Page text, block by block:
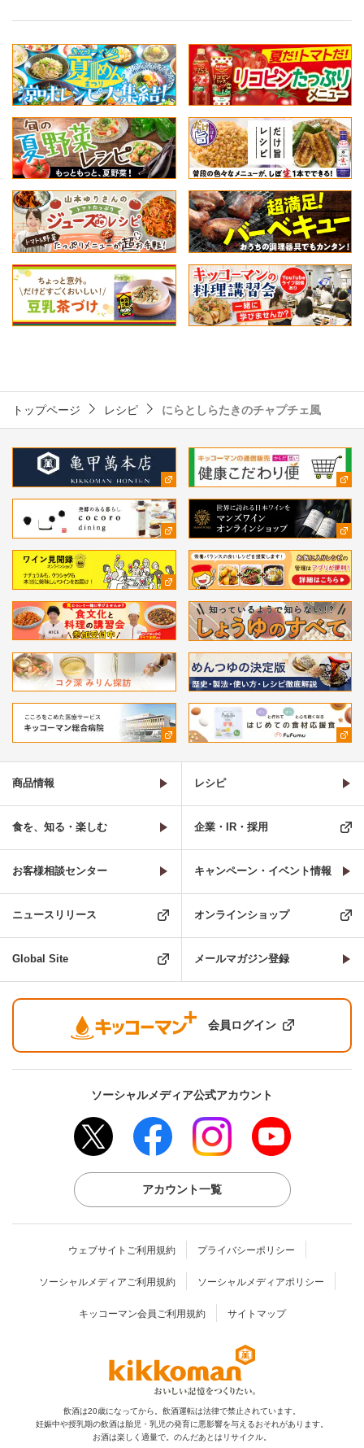
トップページ レシピ にらとしらたきのチャプチェ風
商品情報 レシピ
食を、知る・楽しむ 企業・IR・採用
お客様相談センター キャンペーン・イベント情報
ニュースリリース オンラインショップ
Global Site メールマガジン登録
会員ログイン
ソーシャルメディア公式アカウント
アカウント一覧
ウェブサイトご利用規約 プライバシーポリシー
ソーシャルメディアご利用規約 ソーシャルメディアポリシー
キッコーマン会員ご利用規約 サイトマップ
飲酒は20歳になってから。飲酒運転は法律で禁止されています。
妊娠中や授乳期の飲酒は胎児・乳児の発育に悪影響を与えるおそれがあります。
お酒は楽しく適量で。のんだあとはリサイクル。